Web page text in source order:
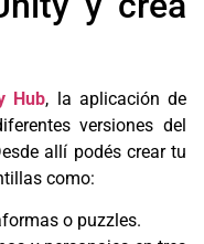
Hub, la aplicación de
versiones del
allí podés crear tu
como:
o puzzles.